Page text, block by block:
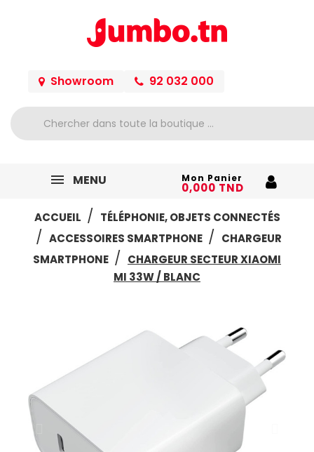
Showroom 92 032 000
MENU Mon Panier
0,000 TND
ACCUEIL
TÉLÉPHONIE, OBJETS CONNECTÉS
ACCESSOIRES SMARTPHONE
CHARGEUR
SMARTPHONE
CHARGEUR SECTEUR XIAOMI
MI 33W / BLANC